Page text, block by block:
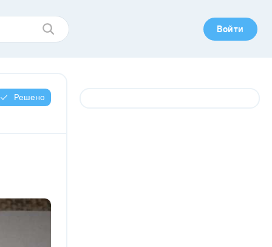
Войти
Решено